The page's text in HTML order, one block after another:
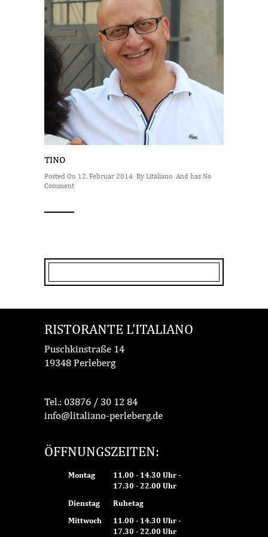
TINO
Posted On 12. Februar 2014 By Litaliano And has No
Comment
RISTORANTE L'ITALIANO
Puschkinstraße 14
19348 Perleberg
Tel.: 03876 / 30 12 84
info@litaliano-perleberg.de
ÖFFNUNGSZEITEN:
Montag
11.00 - 14.30 Uhr -
17.30 - 22.00 Uhr
Dienstag
Ruhetag
Mittwoch
11.00 - 14.30 Uhr -
17.30 - 22.00 Uhr